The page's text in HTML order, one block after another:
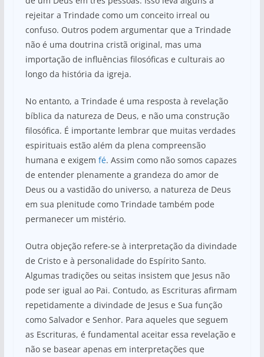
rejeitar a Trindade como um conceito irreal ou
confuso. Outros podem argumentar que a Trindade
não é uma doutrina cristã original, mas uma
importação de influências filosóficas e culturais ao
longo da história da igreja.
No entanto, a Trindade é uma resposta à revelação
bíblica da natureza de Deus, e não uma construção
filosófica. É importante lembrar que muitas verdades
espirituais estão além da plena compreensão
humana e exigem fé. Assim como não somos capazes
de entender plenamente a grandeza do amor de
Deus ou a vastidão do universo, a natureza de Deus
em sua plenitude como Trindade também pode
permanecer um mistério.
Outra objeção refere-se à interpretação da divindade
de Cristo e à personalidade do Espírito Santo.
Algumas tradições ou seitas insistem que Jesus não
pode ser igual ao Pai. Contudo, as Escrituras afirmam
repetidamente a divindade de Jesus e Sua função
como Salvador e Senhor. Para aqueles que seguem
as Escrituras, é fundamental aceitar essa revelação e
não se basear apenas em interpretações que